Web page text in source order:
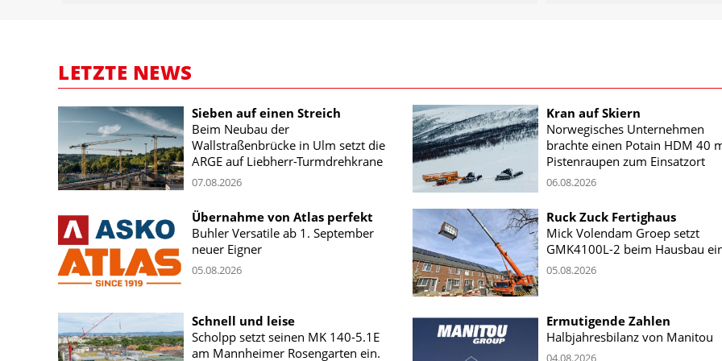
LETZTE NEWS
Sieben auf einen Streich
Beim Neubau der
Wallstraßenbrücke in Ulm setzt die
ARGE auf Liebherr-Turmdrehkrane
07.08.2026
Kran auf Skiern
Norwegisches Unternehmen
brachte einen Potain HDM 40
Pistenraupen zum Einsatzort
06.08.2026
Übernahme von Atlas perfekt
Buhler Versatile ab 1. September
neuer Eigner
05.08.2026
Ruck Zuck Fertighaus
Mick Volendam Groep setzt
GMK4100L-2 beim Hausbau
05.08.2026
Schnell und leise
Scholpp setzt seinen MK 140-5.1E
am Mannheimer Rosengarten ein.
Ermutigende Zahlen
Halbjahresbilanz von Manitou
04.08.2026